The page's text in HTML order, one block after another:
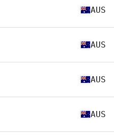
AUS
AUS
AUS
AUS